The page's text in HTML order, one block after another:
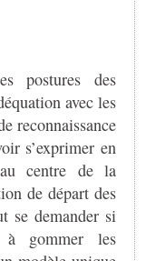
postures des
avec les
reconnaissance
s’exprimer en
centre de la
de départ des
se demander si
à gommer les